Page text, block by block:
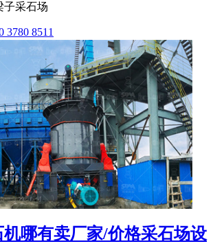
子采石场
3780 8511
机哪有卖厂家/价格采石场设